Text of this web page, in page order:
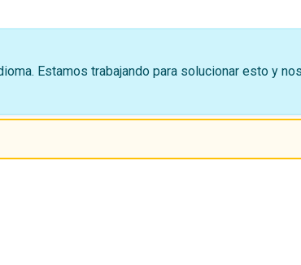
Estamos trabajando para solucionar esto y